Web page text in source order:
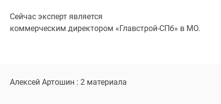
Подмосковья
Студии
комнатные
Сейчас эксперт является
коммерческим директором «Главстрой-СПб» в МО.
Алексей Артошин : 2 материала